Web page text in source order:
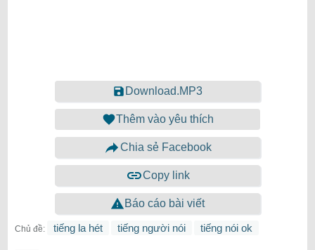
Download.MP3
Thêm vào yêu thích
Chia sẻ Facebook
Copy link
Báo cáo bài viết
Chủ đề: tiếng la hét tiếng người nói tiếng nói ok